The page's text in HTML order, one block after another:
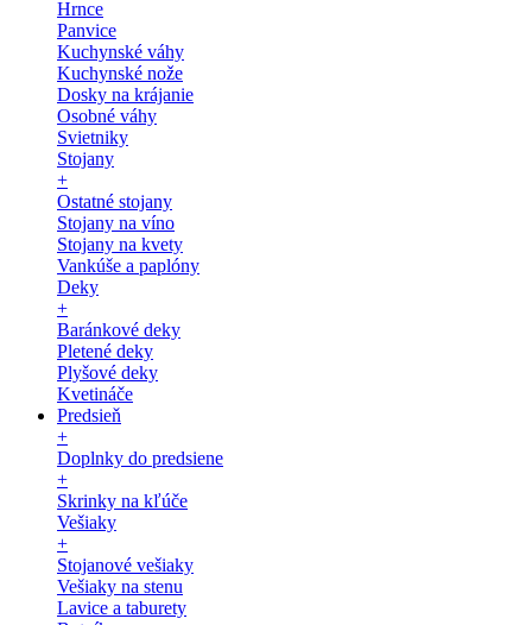
Hrnce
Panvice
Kuchynské váhy
Kuchynské nože
Dosky na krájanie
Osobné váhy
Svietniky
Stojany
+
Ostatné stojany
Stojany na víno
Stojany na kvety
Vankúše a paplóny
Deky
+
Baránkové deky
Pletené deky
Plyšové deky
Kvetináče
Predsieň
+
Doplnky do predsiene
+
Skrinky na kľúče
Vešiaky
+
Stojanové vešiaky
Vešiaky na stenu
Lavice a taburety